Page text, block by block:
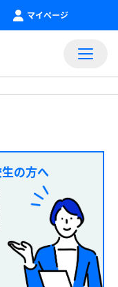
マイページ
の方へ